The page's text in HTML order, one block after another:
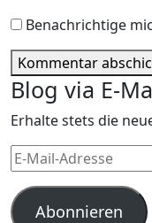
Benachrichtige
Kommentar
Blog via E-
Erhalte stets die
E-
Mail-
Adresse
Abonnieren